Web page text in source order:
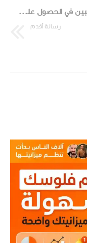
انطلاق عملية إحصاء الأساتذة الراغبين في الحصول على لقاح “كورونا”..التفاصيل
رسالة أقدم